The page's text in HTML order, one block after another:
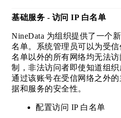
基础服务 - 访问 IP 白名单
NineData 为组织提供了一个
名单。系统管理员可以为受
名单以外的所有网络均无法
制，非法访问者即使知道组
通过该账号在受信网络之外
据和服务的安全性。
配置访问 IP 白名单